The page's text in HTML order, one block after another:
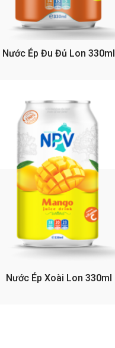
Nước Ép Đu Đủ Lon 330ml
Nước Ép Xoài Lon 330ml